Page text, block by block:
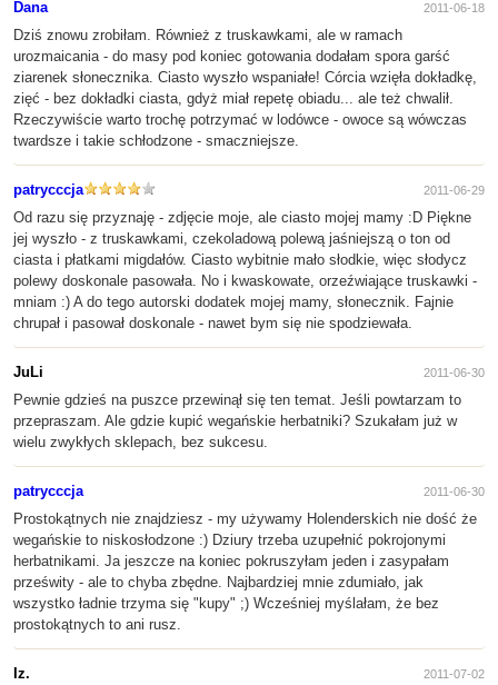
Dana 2011-06-18
Dziś znowu zrobiłam. Również z truskawkami, ale w ramach
urozmaicania - do masy pod koniec gotowania dodałam spora garść
ziarenek słonecznika. Ciasto wyszło wspaniałe! Córcia wzięła dokładkę,
zięć - bez dokładki ciasta, gdyż miał repetę obiadu... ale też chwalił.
Rzeczywiście warto trochę potrzymać w lodówce - owoce są wówczas
twardsze i takie schłodzone - smaczniejsze.
patrycccja 2011-06-29
Od razu się przyznaję - zdjęcie moje, ale ciasto mojej mamy :D Piękne
jej wyszło - z truskawkami, czekoladową polewą jaśniejszą o ton od
ciasta i płatkami migdałów. Ciasto wybitnie mało słodkie, więc słodycz
polewy doskonale pasowała. No i kwaskowate, orzeźwiające truskawki -
mniam :) A do tego autorski dodatek mojej mamy, słonecznik. Fajnie
chrupał i pasował doskonale - nawet bym się nie spodziewała.
JuLi 2011-06-30
Pewnie gdzieś na puszce przewinął się ten temat. Jeśli powtarzam to
przepraszam. Ale gdzie kupić wegańskie herbatniki? Szukałam już w
wielu zwykłych sklepach, bez sukcesu.
patrycccja 2011-06-30
Prostokątnych nie znajdziesz - my używamy Holenderskich nie dość że
wegańskie to niskosłodzone :) Dziury trzeba uzupełnić pokrojonymi
herbatnikami. Ja jeszcze na koniec pokruszyłam jeden i zasypałam
prześwity - ale to chyba zbędne. Najbardziej mnie zdumiało, jak
wszystko ładnie trzyma się "kupy" ;) Wcześniej myślałam, że bez
prostokątnych to ani rusz.
Iz. 2011-07-02